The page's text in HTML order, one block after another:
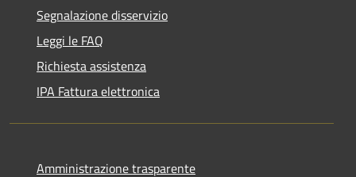
Segnalazione disservizio
Leggi le FAQ
Richiesta assistenza
IPA Fattura elettronica
Amministrazione trasparente